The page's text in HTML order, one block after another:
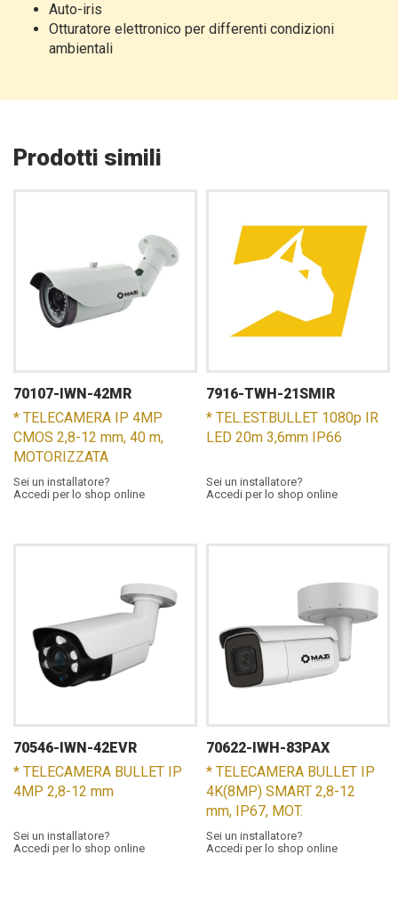
Auto-iris
Otturatore elettronico per differenti condizioni
ambientali
Prodotti simili
70107-IWN-42MR
* TELECAMERA IP 4MP
CMOS 2,8-12 mm, 40 m,
MOTORIZZATA
Sei un installatore?
Accedi per lo shop online
7916-TWH-21SMIR
* TEL.EST.BULLET 1080p IR
LED 20m 3,6mm IP66
Sei un installatore?
Accedi per lo shop online
70546-IWN-42EVR
* TELECAMERA BULLET IP
4MP 2,8-12 mm
Sei un installatore?
Accedi per lo shop online
70622-IWH-83PAX
* TELECAMERA BULLET IP
4K(8MP) SMART 2,8-12
mm, IP67, MOT.
Sei un installatore?
Accedi per lo shop online